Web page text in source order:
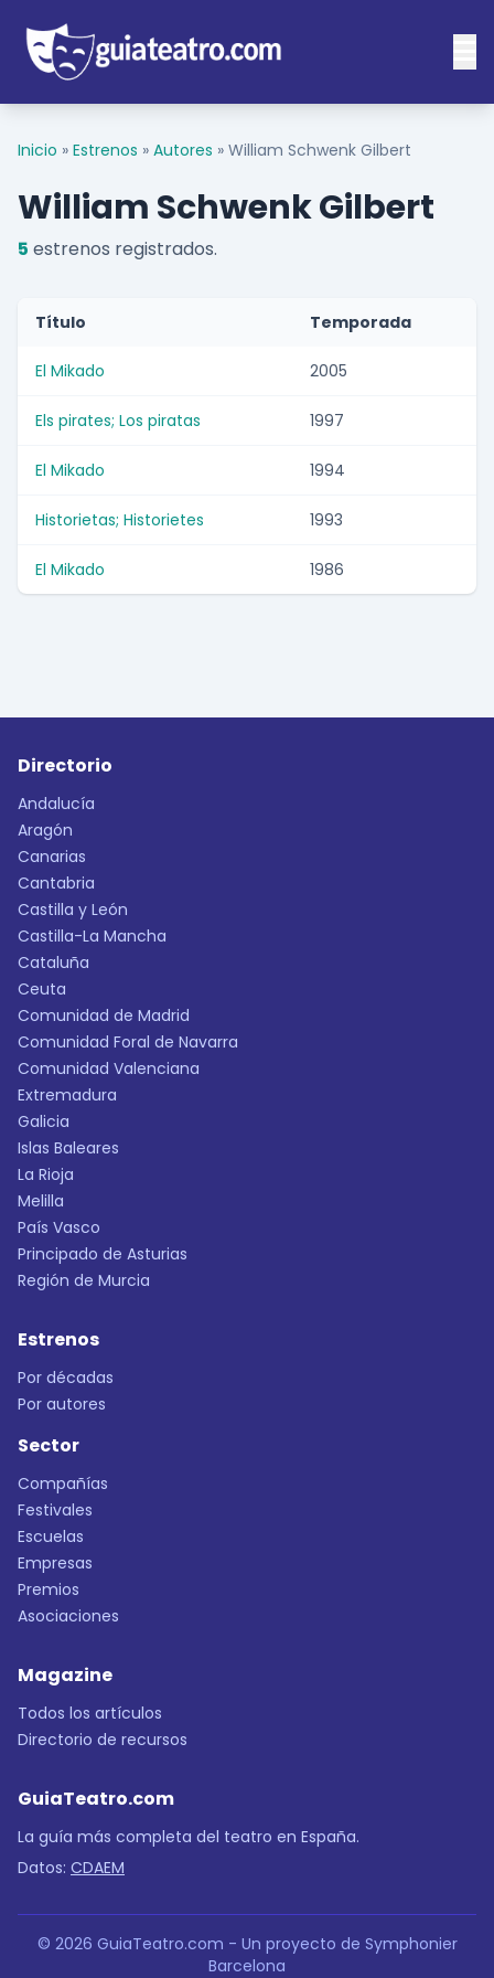
Inicio » Estrenos » Autores » William Schwenk Gilbert
William Schwenk Gilbert
5 estrenos registrados.
Título Temporada
El Mikado 2005
Els pirates; Los piratas 1997
El Mikado 1994
Historietas; Historietes 1993
El Mikado 1986
Directorio
Andalucía
Aragón
Canarias
Cantabria
Castilla y León
Castilla-La Mancha
Cataluña
Ceuta
Comunidad de Madrid
Comunidad Foral de Navarra
Comunidad Valenciana
Extremadura
Galicia
Islas Baleares
La Rioja
Melilla
País Vasco
Principado de Asturias
Región de Murcia
Estrenos
Por décadas
Por autores
Sector
Compañías
Festivales
Escuelas
Empresas
Premios
Asociaciones
Magazine
Todos los artículos
Directorio de recursos
GuiaTeatro.com
La guía más completa del teatro en España.
Datos: CDAEM
© 2026 GuiaTeatro.com - Un proyecto de Symphonier
Barcelona